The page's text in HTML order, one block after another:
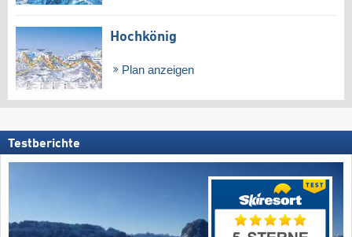
Hochkönig
Plan anzeigen
Testberichte